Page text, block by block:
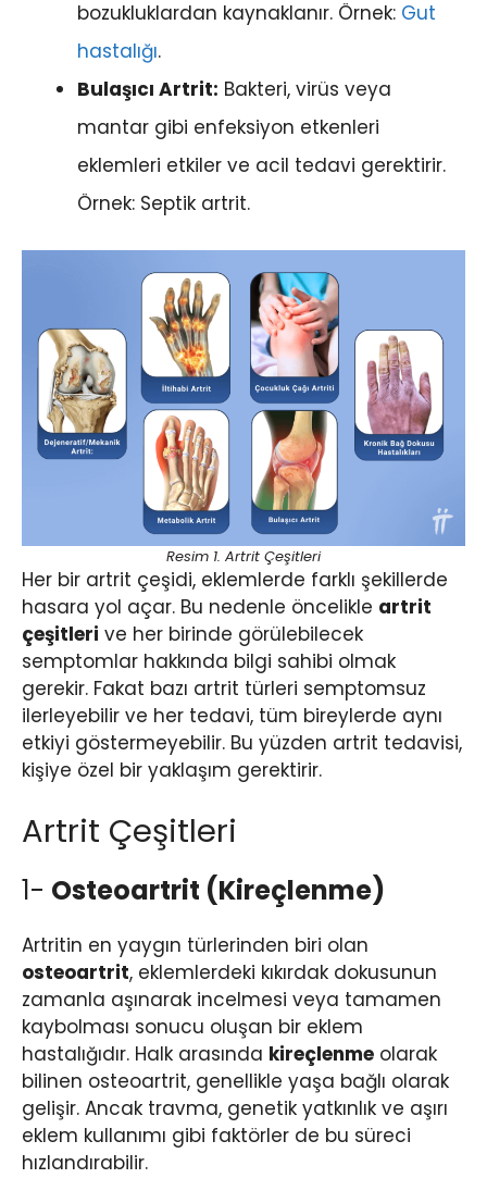
bozukluklardan kaynaklanır. Örnek: Gut
hastalığı.
Bulaşıcı Artrit: Bakteri, virüs veya
mantar gibi enfeksiyon etkenleri
eklemleri etkiler ve acil tedavi gerektirir.
Örnek: Septik artrit.
Resim 1. Artrit Çeşitleri
Her bir artrit çeşidi, eklemlerde farklı şekillerde
hasara yol açar. Bu nedenle öncelikle artrit
çeşitleri ve her birinde görülebilecek
semptomlar hakkında bilgi sahibi olmak
gerekir. Fakat bazı artrit türleri semptomsuz
ilerleyebilir ve her tedavi, tüm bireylerde aynı
etkiyi göstermeyebilir. Bu yüzden artrit tedavisi,
kişiye özel bir yaklaşım gerektirir.
Artrit Çeşitleri
1- Osteoartrit (Kireçlenme)
Artritin en yaygın türlerinden biri olan
osteoartrit, eklemlerdeki kıkırdak dokusunun
zamanla aşınarak incelmesi veya tamamen
kaybolması sonucu oluşan bir eklem
hastalığıdır. Halk arasında kireçlenme olarak
bilinen osteoartrit, genellikle yaşa bağlı olarak
gelişir. Ancak travma, genetik yatkınlık ve aşırı
eklem kullanımı gibi faktörler de bu süreci
hızlandırabilir.